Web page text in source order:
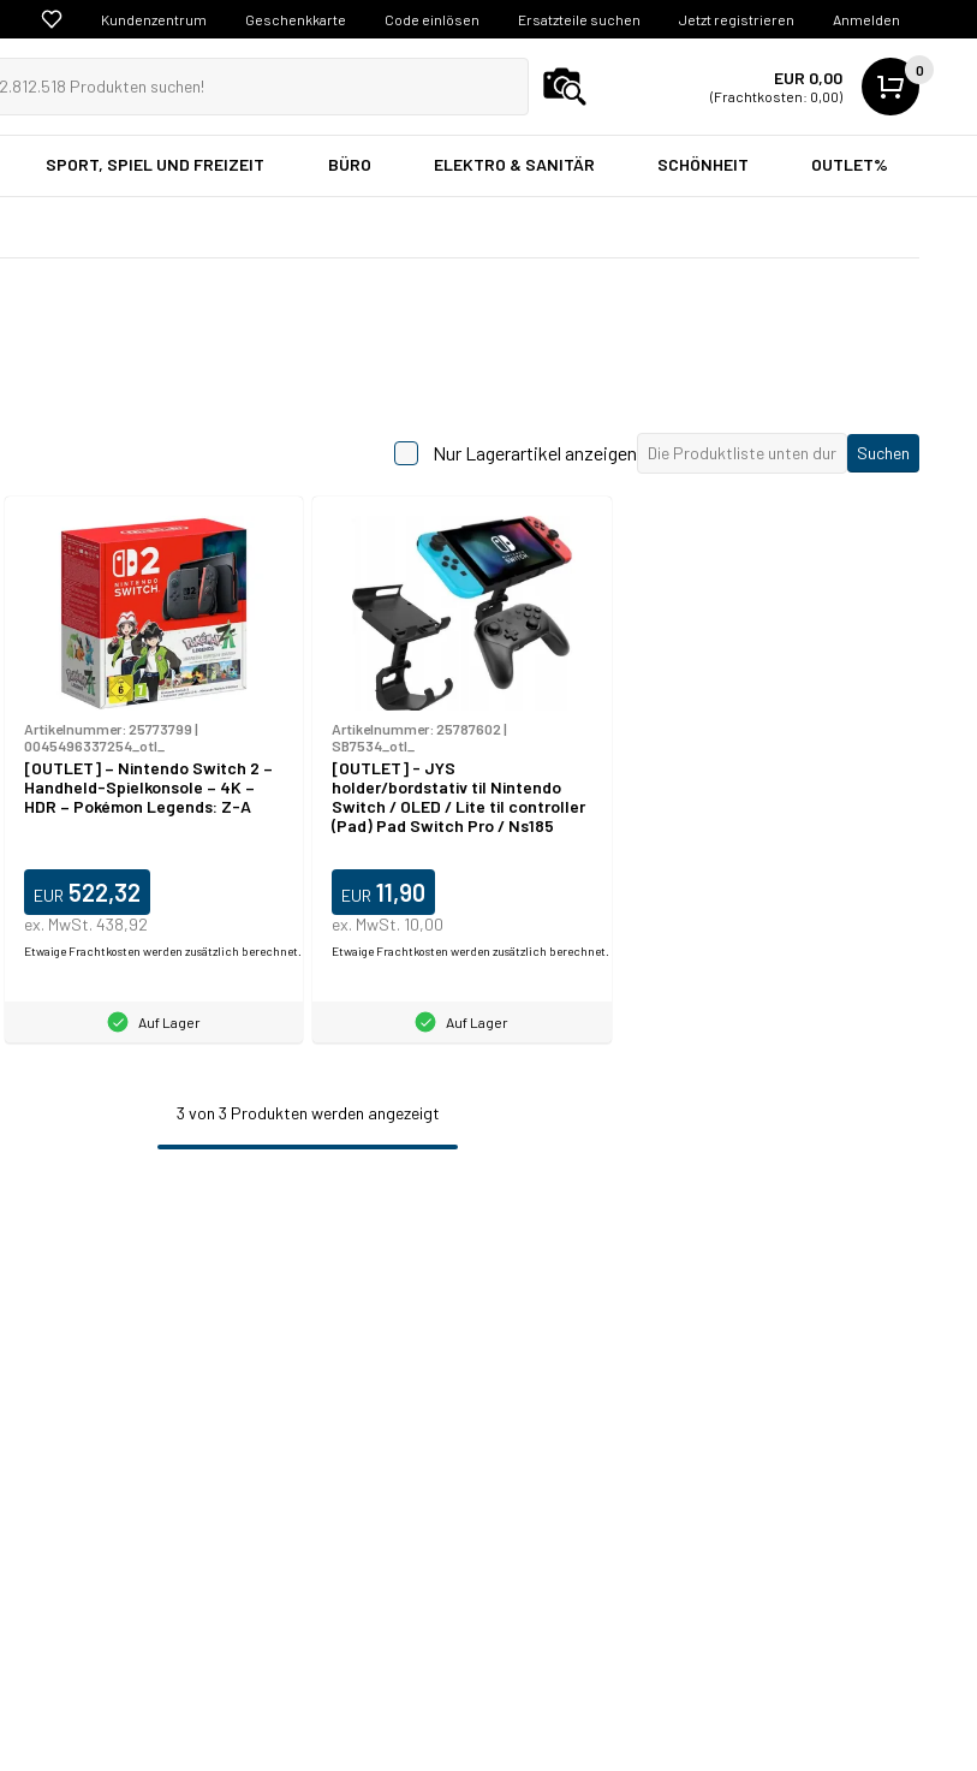
Kundenzentrum Geschenkkarte Code einlösen Ersatzteile suchen Jetzt registrieren Anmelden
EUR 0,00
(Frachtkosten: 0,00)
0
SPORT, SPIEL UND FREIZEIT BÜRO ELEKTRO & SANITÄR SCHÖNHEIT OUTLET%
Nur Lagerartikel anzeigen Suchen
Artikelnummer: 25773799 |
0045496337254_otl_
[OUTLET] – Nintendo Switch 2 –
Handheld-Spielkonsole – 4K –
HDR – Pokémon Legends: Z-A
EUR 522,32
ex. MwSt. 438,92
Etwaige Frachtkosten werden zusätzlich berechnet.
Auf Lager
Artikelnummer: 25787602 |
SB7534_otl_
[OUTLET] - JYS
holder/bordstativ til Nintendo
Switch / OLED / Lite til controller
(Pad) Pad Switch Pro / Ns185
EUR 11,90
ex. MwSt. 10,00
Etwaige Frachtkosten werden zusätzlich berechnet.
Auf Lager
3 von 3 Produkten werden angezeigt